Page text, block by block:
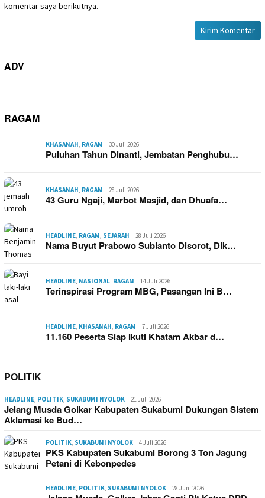
komentar saya berikutnya.
ADV
RAGAM
KHASANAH, RAGAM 30 Juli 2026
Puluhan Tahun Dinanti, Jembatan Penghubu…
KHASANAH, RAGAM 28 Juli 2026
43 Guru Ngaji, Marbot Masjid, dan Dhuafa…
HEADLINE, RAGAM, SEJARAH 28 Juli 2026
Nama Buyut Prabowo Subianto Disorot, Dik…
HEADLINE, NASIONAL, RAGAM 14 Juli 2026
Terinspirasi Program MBG, Pasangan Ini B…
HEADLINE, KHASANAH, RAGAM 7 Juli 2026
11.160 Peserta Siap Ikuti Khatam Akbar d…
POLITIK
HEADLINE, POLITIK, SUKABUMI NYOLOK 21 Juli 2026
Jelang Musda Golkar Kabupaten Sukabumi Dukungan Sistem
Aklamasi ke Bud…
POLITIK, SUKABUMI NYOLOK 4 Juli 2026
PKS Kabupaten Sukabumi Borong 3 Ton Jagung
Petani di Kebonpedes
HEADLINE, POLITIK, SUKABUMI NYOLOK 28 Juni 2026